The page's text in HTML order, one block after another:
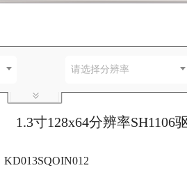
请选择分辨率
1.3寸128x64分辨率SH1106
KD013SQOIN012